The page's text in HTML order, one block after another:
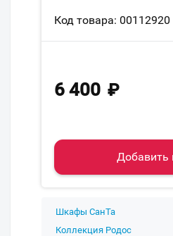
Код товара: 00112920
6 400 ₽
Добавить
Шкафы СанТа
Коллекция Родос